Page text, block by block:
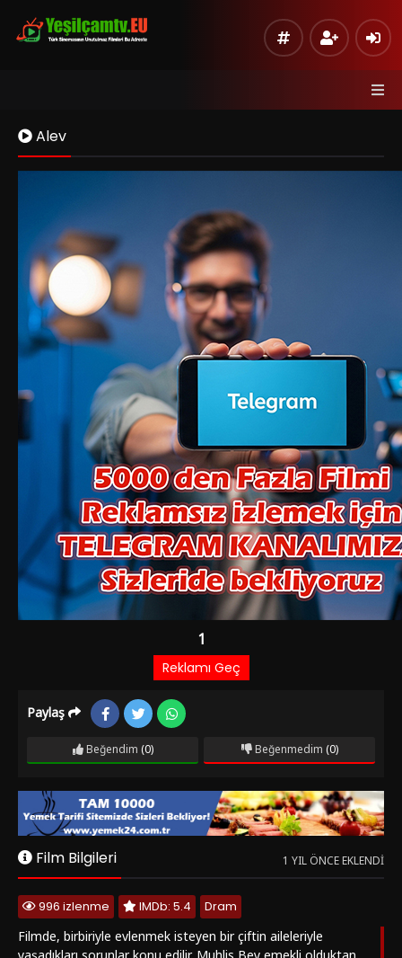
Alev
Listeye Ekle Sinema Modu
Paylaş
Beğendim (0) Beğenmedim(0)
996 izlenme IMDb: 5.4
Filmde, birbiriyle evlenmek isteyen bir çiftin aileleriyle
sonra ailesiyle beraber köyüne döner. Köy halkı şehirli bu aileyi
içlerine almak istemez. Muhlis Bey’in kızı Alev ise balıkçı Ali
Reis’in oğlu Yağmur’a âşık olur. Ancak ne Alev’in ne de
Yağmur’un ailesi bu birlikteliği onaylamaz. Alev ve Yağmur her
şeye rağmen evlenmeye çalışacaklardır.
Oyuncular: Aliye Rona,Hulusi Kentmen,Kadir İnanır,Kadir
Savun,Necla Nazır
Yönetmen: Nejat Saydam
Yapım Yılı: 1976
Ülke: Türkiye
Bunlara da Bakın